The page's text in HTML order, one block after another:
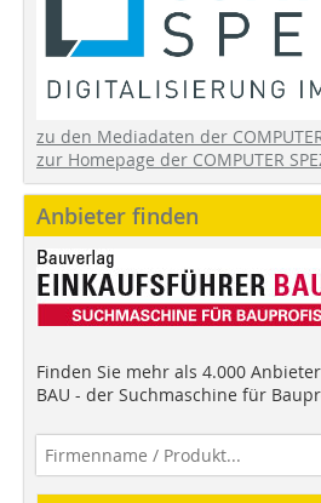
zu den Mediadaten der
zur Homepage der COMPUTER
Anbieter finden
Finden Sie mehr als 4.000 Anbieter
BAU - der Suchmaschine für